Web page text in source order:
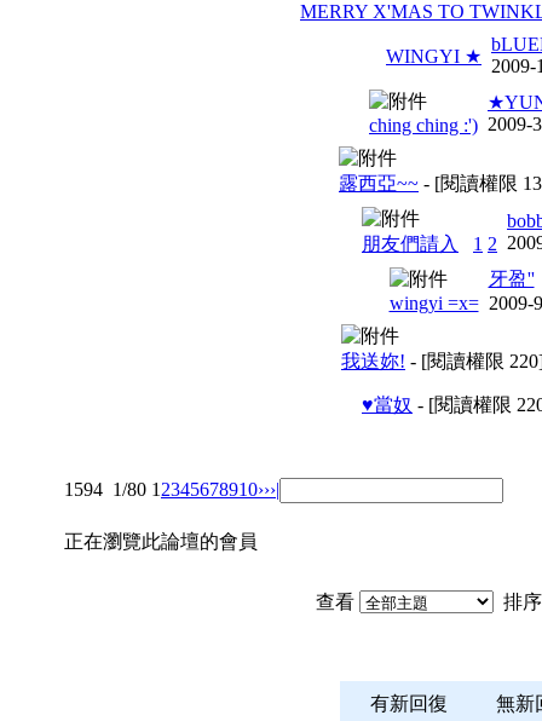
MERRY X'MAS TO
WINGYI ★ 2009-
ching ching :') 2009-
露西亞~~ - [閱讀權限
朋友們請入 1 2
wingyi =x=
牙盈''
2009-
我送妳! - [閱讀權限 220
♥當奴 - [閱讀權限
1594 1/80 1 2345678910›››|
正在瀏覽此論壇的會員
查看 排
有新回復 無